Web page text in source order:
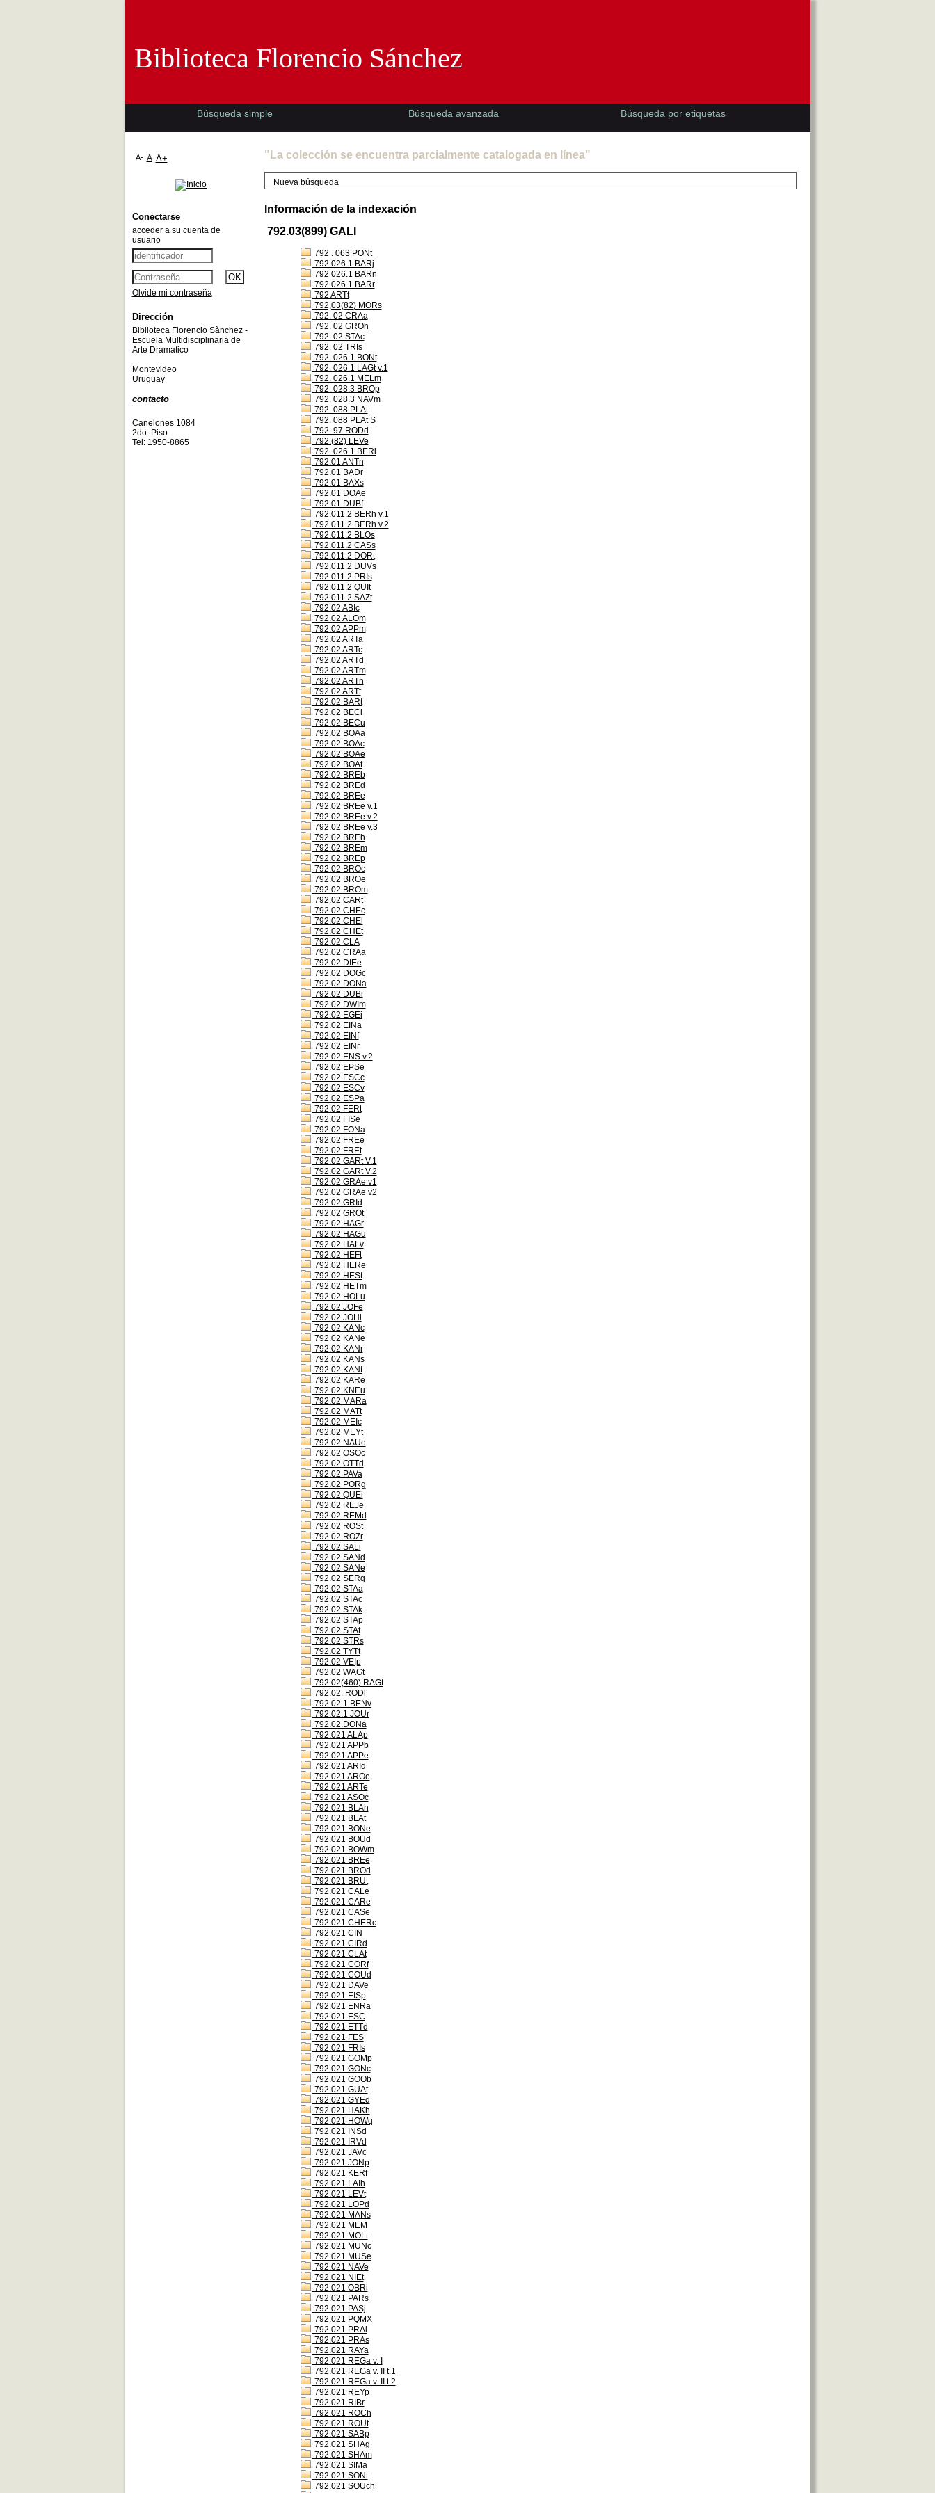
"La colección se encuentra parcialmente catalogada en línea"
Nueva búsqueda
Información de la indexación
792.03(899) GALI
792 . 063 PONt
792 026.1 BARj
792 026.1 BARn
792 026.1 BARr
792 ARTt
792,03(82) MORs
792. 02 CRAa
792. 02 GROh
792. 02 STAc
792. 02 TRIs
792. 026.1 BONt
792. 026.1 LAGt v.1
792. 026.1 MELm
792. 028.3 BROp
792. 028.3 NAVm
792. 088 PLAt
792. 088 PLAt S
792. 97 RODd
792.(82) LEVe
792..026.1 BERi
792.01 ANTn
792.01 BADr
792.01 BAXs
792.01 DOAe
792.01 DUBf
792.011.2 BERh v.1
792.011.2 BERh v.2
792.011.2 BLOs
792.011.2 CASs
792.011.2 DORt
792.011.2 DUVs
792.011.2 PRIs
792.011.2 QUIt
792.011.2 SAZt
792.02 ABIc
792.02 ALOm
792.02 APPm
792.02 ARTa
792.02 ARTc
792.02 ARTd
792.02 ARTm
792.02 ARTn
792.02 ARTt
792.02 BARt
792.02 BECl
792.02 BECu
792.02 BOAa
792.02 BOAc
792.02 BOAe
792.02 BOAt
792.02 BREb
792.02 BREd
792.02 BREe
792.02 BREe v.1
792.02 BREe v.2
792.02 BREe v.3
792.02 BREh
792.02 BREm
792.02 BREp
792.02 BROc
792.02 BROe
792.02 BROm
792.02 CARt
792.02 CHEc
792.02 CHEl
792.02 CHEt
792.02 CLA
792.02 CRAa
792.02 DIEe
792.02 DOGc
792.02 DONa
792.02 DUBi
792.02 DWIm
792.02 EGEi
792.02 EINa
792.02 EINf
792.02 EINr
792.02 ENS v.2
792.02 EPSe
792.02 ESCc
792.02 ESCv
792.02 ESPa
792.02 FERt
792.02 FISe
792.02 FONa
792.02 FREe
792.02 FREt
792.02 GARt V.1
792.02 GARt V.2
792.02 GRAe v1
792.02 GRAe v2
792.02 GRId
792.02 GROt
792.02 HAGr
792.02 HAGu
792.02 HALv
792.02 HEFt
792.02 HERe
792.02 HESt
792.02 HETm
792.02 HOLu
792.02 JOFe
792.02 JOHi
792.02 KANc
792.02 KANe
792.02 KANr
792.02 KANs
792.02 KANt
792.02 KARe
792.02 KNEu
792.02 MARa
792.02 MATt
792.02 MEIc
792.02 MEYt
792.02 NAUe
792.02 OSOc
792.02 OTTd
792.02 PAVa
792.02 PORg
792.02 QUEi
792.02 REJe
792.02 REMd
792.02 ROSt
792.02 ROZr
792.02 SALi
792.02 SANd
792.02 SANe
792.02 SERq
792.02 STAa
792.02 STAc
792.02 STAk
792.02 STAp
792.02 STAt
792.02 STRs
792.02 TYTt
792.02 VEIp
792.02 WAGt
792.02(460) RAGt
792.02. RODl
792.02.1 BENv
792.02.1 JOUr
792.02.DONa
792.021 ALAp
792.021 APPb
792.021 APPe
792.021 ARId
792.021 AROe
792.021 ARTe
792.021 ASOc
792.021 BLAh
792.021 BLAt
792.021 BONe
792.021 BOUd
792.021 BOWm
792.021 BREe
792.021 BROd
792.021 BRUt
792.021 CALe
792.021 CARe
792.021 CASe
792.021 CHERc
792.021 CIN
792.021 CIRd
792.021 CLAt
792.021 CORf
792.021 COUd
792.021 DAVe
792.021 EISp
792.021 ENRa
792.021 ESC
792.021 ETTd
792.021 FES
792.021 FRIs
792.021 GOMp
792.021 GONc
792.021 GOOb
792.021 GUAt
792.021 GYEd
792.021 HAKh
792.021 HOWq
792.021 INSd
792.021 IRVd
792.021 JAVc
792.021 JONp
792.021 KERf
792.021 LAIh
792.021 LEVt
792.021 LOPd
792.021 MANs
792.021 MEM
792.021 MOLt
792.021 MUNc
792.021 MUSe
792.021 NAVe
792.021 NIEt
792.021 OBRi
792.021 PARs
792.021 PASj
792.021 PQMX
792.021 PRAi
792.021 PRAs
792.021 RAYa
792.021 REGa v. I
792.021 REGa v. II t.1
792.021 REGa v. II t.2
792.021 REYp
792.021 RIBr
792.021 ROCh
792.021 ROUt
792.021 SABp
792.021 SHAg
792.021 SHAm
792.021 SIMa
792.021 SONt
792.021 SOUch
Biblioteca Florencio Sánchez
Búsqueda simple Búsqueda avanzada Búsqueda por etiquetas
A- A A+
Conectarse
acceder a su cuenta de
usuario
Olvidé mi contraseña
Dirección
Biblioteca Florencio Sànchez -
Escuela Multidisciplinaria de
Arte Dramàtico
Montevideo
Uruguay
contacto
Canelones 1084
2do. Piso
Tel: 1950-8865